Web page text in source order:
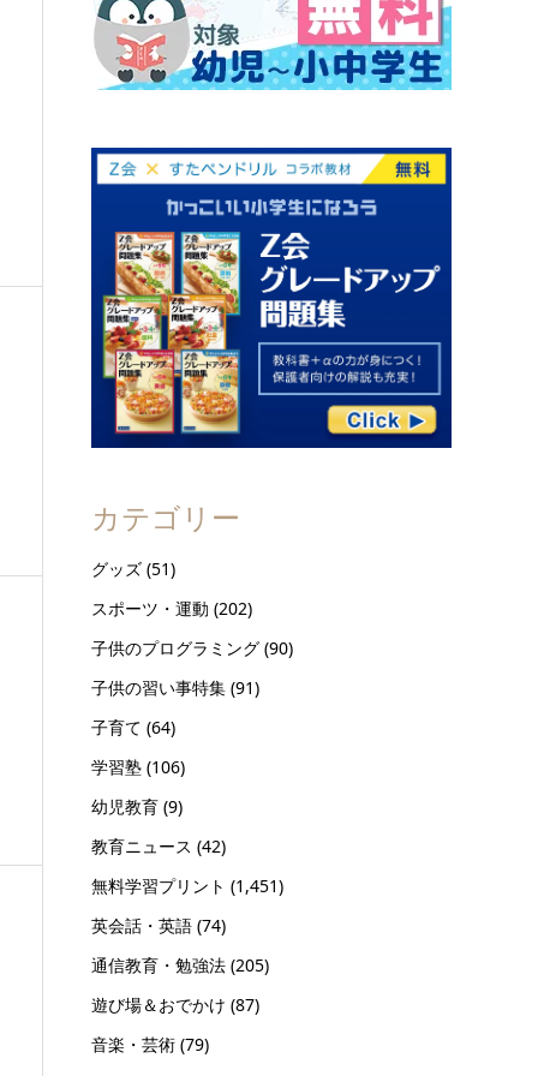
カテゴリー
グッズ (51)
スポーツ・運動 (202)
子供のプログラミング (90)
子供の習い事特集 (91)
子育て (64)
学習塾 (106)
幼児教育 (9)
教育ニュース (42)
無料学習プリント (1,451)
英会話・英語 (74)
通信教育・勉強法 (205)
遊び場＆おでかけ (87)
音楽・芸術 (79)